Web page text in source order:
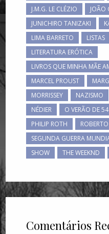
J.M.G. LE CLÉZIO
JOÃO
JUNICHIRO TANIZAKI
LIMA BARRETO
LISTAS
LITERATURA ERÓTICA
LIVROS QUE MINHA MÃE
MARCEL PROUST
MORRISSEY
NAZISMO
NÉDIER
O VERÃO DE 54
PHILIP ROTH
SEGUNDA GUERRA
SHOW
THE WEEKND
Comentários